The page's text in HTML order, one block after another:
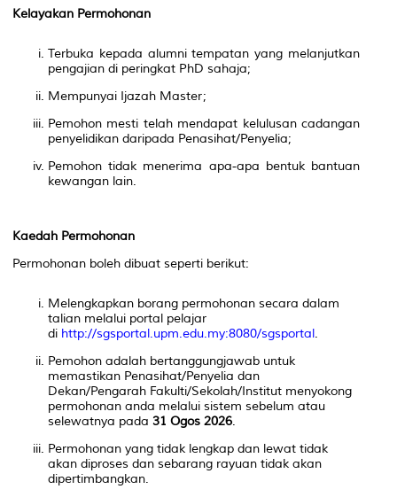
Kelayakan Permohonan
Terbuka kepada alumni tempatan yang melanjutkan
pengajian di peringkat PhD sahaja;
Mempunyai Ijazah Master;
Pemohon mesti telah mendapat kelulusan cadangan
penyelidikan daripada Penasihat/Penyelia;
Pemohon tidak menerima apa-apa bentuk bantuan
kewangan lain.
Kaedah Permohonan
Permohonan boleh dibuat seperti berikut:
Melengkapkan borang permohonan secara dalam
talian melalui portal pelajar
di http://sgsportal.upm.edu.my:8080/sgsportal.
Pemohon adalah bertanggungjawab untuk
memastikan Penasihat/Penyelia dan
Dekan/Pengarah Fakulti/Sekolah/Institut menyokong
permohonan anda melalui sistem sebelum atau
selewatnya pada 31 Ogos 2026.
Permohonan yang tidak lengkap dan lewat tidak
akan diproses dan sebarang rayuan tidak akan
dipertimbangkan.